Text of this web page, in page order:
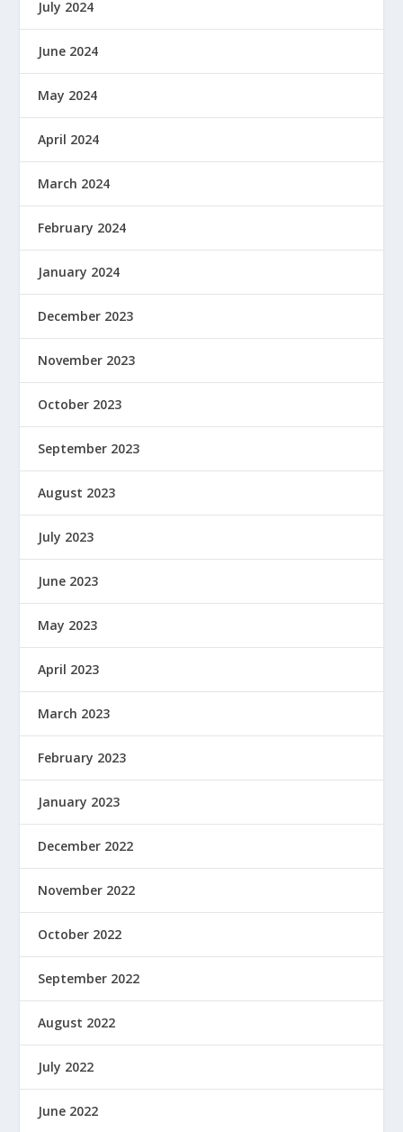
July 2024
June 2024
May 2024
April 2024
March 2024
February 2024
January 2024
December 2023
November 2023
October 2023
September 2023
August 2023
July 2023
June 2023
May 2023
April 2023
March 2023
February 2023
January 2023
December 2022
November 2022
October 2022
September 2022
August 2022
July 2022
June 2022